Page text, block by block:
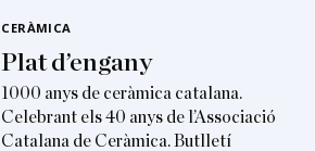
CERÀMICA
Plat d’engany
1000 anys de ceràmica catalana.
Celebrant els 40 anys de l’Associació
Catalana de Ceràmica. Butlletí